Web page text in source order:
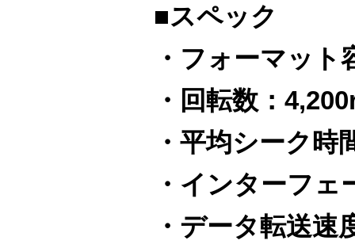
■スペック
・フォーマット
・回転数：
・平均シーク時
・インターフェ
・データ転送速